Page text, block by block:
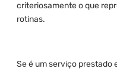
criteriosamente o que
rotinas.
Se é um serviço prestado